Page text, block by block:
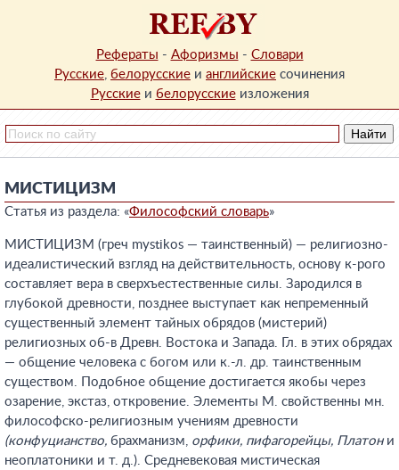
Рефераты - Афоризмы - Словари
Русские, белорусские и английские сочинения
Русскиеи белорусскиеизложения
МИСТИЦИЗМ
Статья из раздела: «Философский словарь»
МИСТИЦИЗМ (греч mystikos — таинственный) — религиозно-
идеалистический взгляд на действительность, основу к-рого
составляет вера в сверхъестественные силы. Зародился в
глубокой древности, позднее выступает как непременный
существенный элемент тайных обрядов (мистерий)
религиозных об-в Древн. Востока и Запада. Гл. в этих обрядах
— общение человека с богом или к.-л. др. таинственным
существом. Подобное общение достигается якобы через
озарение, экстаз, откровение. Элементы М. свойственны мн.
философско-религиозным учениям древности
(конфуцианство, брахманизм, орфики, пифагорейцы, Платони
неоплатоники и т. д.). Средневековая мистическая